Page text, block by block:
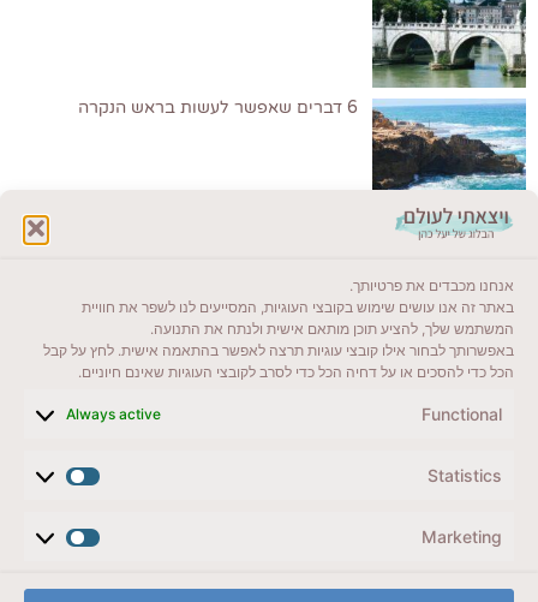
אנחנו מכבדים את פרטיותך.
באתר זה אנו עושים שימוש בקובצי העוגיות, המסייעים לנו לשפר את חוויית
המשתמש שלך, להציע תוכן מותאם אישית ולנתח את התנועה.
באפשרותך לבחור אילו קובצי עוגיות תרצה לאפשר בהתאמה אישית. לחץ על קבל
הכל כדי להסכים או על דחיה הכל כדי לסרב לקובצי העוגיות שאינם חיוניים.
Functional
Always active
Statistics
Marketing
6 דברים שאפשר לעשות בראש הנקרה
ייעדים מומלצים
מדריכים ועזרים
לשליחת הודעת וואטסאפ
veyatsati.laolam@gmail.com